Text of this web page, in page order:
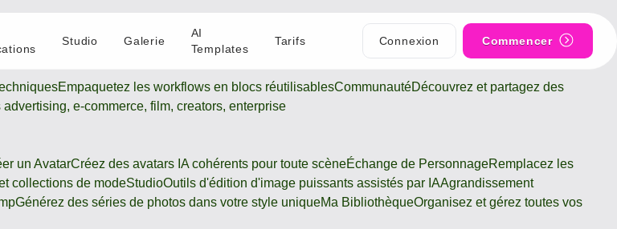
Empaquetez les workflows en blocs réutilisablesCommunautéDécouvrez et partagez des
advertising, e-commerce, film, creators, enterprise
un AvatarCréez des avatars IA cohérents pour toute scèneÉchange de PersonnageRemplacez les
collections de modeStudioOutils d'édition d'image puissants assistés par IAAgrandissement
Générez des séries de photos dans votre style uniqueMa BibliothèqueOrganisez et gérez toutes vos
Studio Galerie
AI
Templates
Tarifs Connexion Commencer